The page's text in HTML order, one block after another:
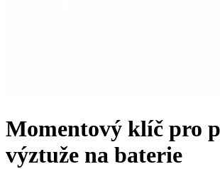
Momentový klíč pro
výztuže na baterie